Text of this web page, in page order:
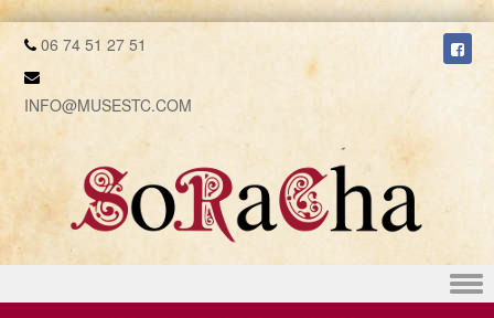
06 74 51 27 51
INFO@MUSESTC.COM